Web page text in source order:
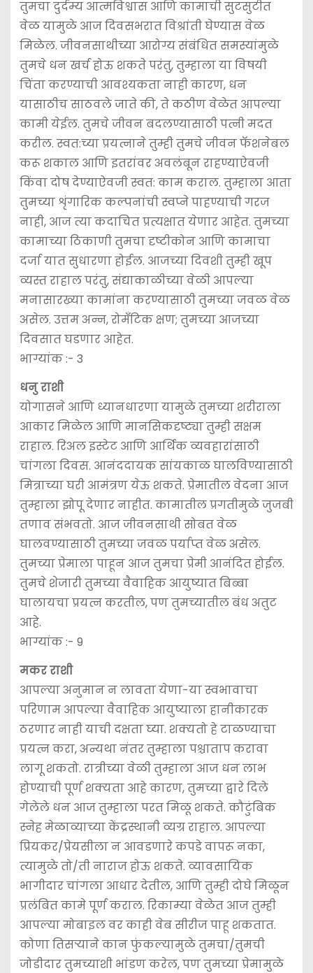
तुमचा दुर्दम्य आत्मविश्वास आणि कामाची सुटसुटीत
वेळ यामुळे आज दिवसभरात विश्रांती घेण्यास वेळ
मिळेल. जीवनसाथीच्या आरोग्य संबंधित समस्यांमुळे
तुमचे धन खर्च होऊ शकते परंतु, तुम्हाला या विषयी
चिंता करण्याची आवश्यकता नाही कारण, धन
यासाठीच साठवले जाते की, ते कठीण वेळेत आपल्या
कामी येईल. तुमचे जीवन बदलण्यासाठी पत्नी मदत
करील. स्वत:च्या प्रयत्नाने तुम्ही तुमचे जीवन फॅशनेबल
करू शकाल आणि इतरांवर अवलंबून राहण्याऐवजी
किंवा दोष देण्याऐवजी स्वत: काम कराल. तुम्हाला आता
तुमच्या शृंगारिक कल्पनांची स्वप्ने पाहण्याची गरज
नाही, आज त्या कदाचित प्रत्यक्षात येणार आहेत. तुमच्या
कामाच्या ठिकाणी तुमचा दृष्टीकोन आणि कामाचा
दर्जा यात सुधारणा होईल. आजच्या दिवशी तुम्ही खूप
व्यस्त राहाल परंतु, संद्याकाळीच्या वेळी आपल्या
मनासारख्या कामांना करण्यासाठी तुमच्या जवळ वेळ
असेल. उत्तम अन्न, रोमँटिक क्षण; तुमच्या आजच्या
दिवसात घडणार आहेत.
भाग्यांक :- 3
धनु राशी
योगासने आणि ध्यानधारणा यामुळे तुमच्या शरीराला
आकार मिळेल आणि मानसिकदृष्ट्या तुम्ही सक्षम
राहाल. रिअल इस्टेट आणि आर्थिक व्यवहारांसाठी
चांगला दिवस. आनंददायक सांयकाळ घालविण्यासाठी
मित्राच्या घरी आमंत्रण येऊ शकते. प्रेमातील वेदना आज
तुम्हाला झोपू देणार नाहीत. कामातील प्रगतीमुळे जुजबी
तणाव संभवतो. आज जीवनसाथी सोबत वेळ
घालवण्यासाठी तुमच्या जवळ पर्याप्त वेळ असेल.
तुमच्या प्रेमाला पाहून आज तुमचा प्रेमी आनंदित होईल.
तुमचे शेजारी तुमच्या वैवाहिक आयुष्यात बिब्बा
घालायचा प्रयत्न करतील, पण तुमच्यातील बंध अतुट
आहे.
भाग्यांक :- 9
मकर राशी
आपल्या अनुमान न लावता येणा-या स्वभावाचा
परिणाम आपल्या वैवाहिक आयुष्याला हानीकारक
ठरणार नाही याची दक्षता घ्या. शक्यतो हे टाळण्याचा
प्रयत्न करा, अन्यथा नंतर तुम्हाला पश्चाताप करावा
लागू शकतो. रात्रीच्या वेळी तुम्हाला आज धन लाभ
होण्याची पूर्ण शक्यता आहे कारण, तुमच्या द्वारे दिले
गेलेले धन आज तुम्हाला परत मिळू शकते. कौटुंबिक
स्नेह मेळाव्याच्या केंद्रस्थानी व्यग्र राहाल. आपल्या
प्रियकर/प्रेयसीला न आवडणारे कपडे वापरू नका,
त्यामुळे तो/ती नाराज होऊ शकते. व्यावसायिक
भागीदार चांगला आधार देतील, आणि तुम्ही दोघे मिळून
प्रलंबित कामे पूर्ण कराल. रिकाम्या वेळेत आज तुम्ही
आपल्या मोबाइल वर काही वेब सीरीज पाहू शकतात.
कोणा तिसऱ्याने कान फुंकल्यामुळे तुमचा/तुमची
जोडीदार तुमच्याशी भांडण करेल, पण तुमच्या प्रेमामुळे